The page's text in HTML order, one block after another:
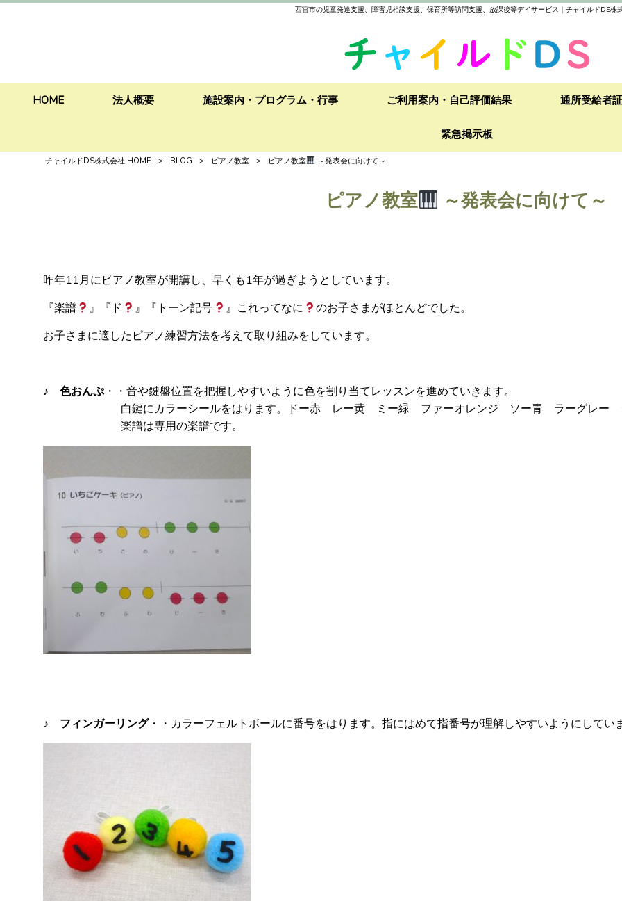
西宮市の児童発達支援、障害児相談支援、保育所等訪問支援、放課後等デイサービス｜チャイルドDS株
HOME 法人概要 施設案内・プログラム・行事 ご利用案内・自己評価結果 通所受給者証
緊急掲示板
チャイルドDS株式会社 HOME > BLOG > ピアノ教室 > ピアノ教室 ～発表会に向けて～
ピアノ教室 ～発表会に向けて～
昨年11月にピアノ教室が開講し、早くも1年が過ぎようとしています。
『楽譜
』『ド 』『トーン記号 』これってなに
のお子さまがほとんどでした。
お子さまに適したピアノ練習方法を考えて取り組みをしています。
♪ 色おんぷ・・音や鍵盤位置を把握しやすいように色を割り当てレッスンを進めていきます。
白鍵にカラーシールをはります。ドー赤 レー黄 ミー緑 ファーオレンジ ソー青 ラーグレー
楽譜は専用の楽譜です。
♪ フィンガーリング・・カラーフェルトボールに番号をはります。指にはめて指番号が理解しやすいようにしてい